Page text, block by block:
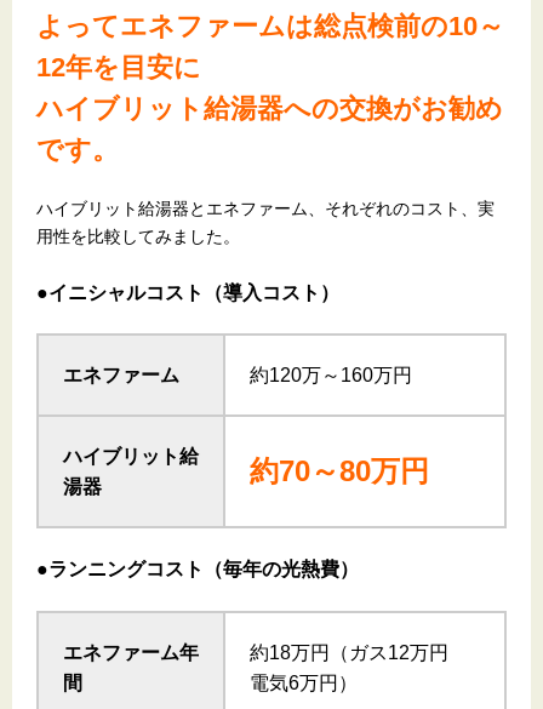
よってエネファームは総点検前の10～
12年を目安に
ハイブリット給湯器への交換がお勧め
です。
ハイブリット給湯器とエネファーム、それぞれのコスト、実
用性を比較してみました。
●イニシャルコスト（導入コスト）
エネファーム 約120万～160万円
ハイブリット給
湯器
約70～80万円
●ランニングコスト（毎年の光熱費）
エネファーム年
間
約18万円（ガス12万円
電気6万円）